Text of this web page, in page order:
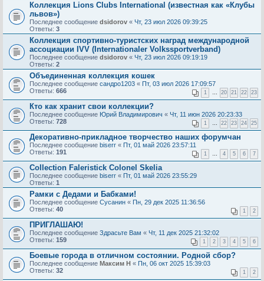
Коллекция Lions Clubs International (известная как «Клубы
львов»)
Последнее сообщение dsidorov « Чт, 23 июл 2026 09:39:25
Ответы: 3
Коллекция спортивно-туристских наград международной
ассоциации IVV (Internationaler Volkssportverband)
Последнее сообщение dsidorov « Чт, 23 июл 2026 09:19:19
Ответы: 2
Объединенная коллекция кошек
Последнее сообщение сандро1203 « Пт, 03 июл 2026 17:09:57
Ответы: 666 1 … 20 21 22 23
Кто как хранит свои коллекции?
Последнее сообщение Юрий Владимирович « Чт, 11 июн 2026 20:23:33
Ответы: 728 1 … 22 23 24 25
Декоративно-прикладное творчество наших форумчан
Последнее сообщение biserr « Пт, 01 май 2026 23:57:11
Ответы: 191 1 … 4 5 6 7
Collection Faleristick Colonel Skelia
Последнее сообщение biserr « Пт, 01 май 2026 23:55:29
Ответы: 1
Рамки с Дедами и Бабками!
Последнее сообщение Сусанин « Пн, 29 дек 2025 11:36:56
Ответы: 40 1 2
ПРИГЛАШАЮ!
Последнее сообщение Здрасьте Вам « Чт, 11 дек 2025 21:32:02
Ответы: 159 1 2 3 4 5 6
Боевые города в отличном состоянии. Родной сбор?
Последнее сообщение Максим Н « Пн, 06 окт 2025 15:39:03
Ответы: 32 1 2